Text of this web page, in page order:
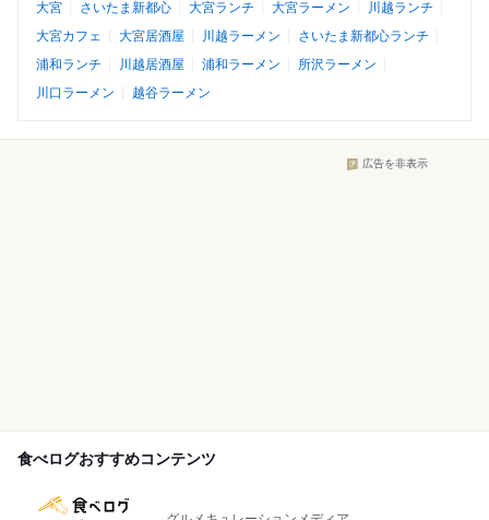
大宮 さいたま新都心 大宮ランチ 大宮ラーメン
川越ランチ
大宮カフェ
大宮居酒屋 川越ラーメン
さいたま新都心ランチ
浦和ランチ
川越居酒屋 浦和ラーメン
所沢ラーメン
川口ラーメン
越谷ラーメン
広告を非表示
食べログおすすめコンテンツ